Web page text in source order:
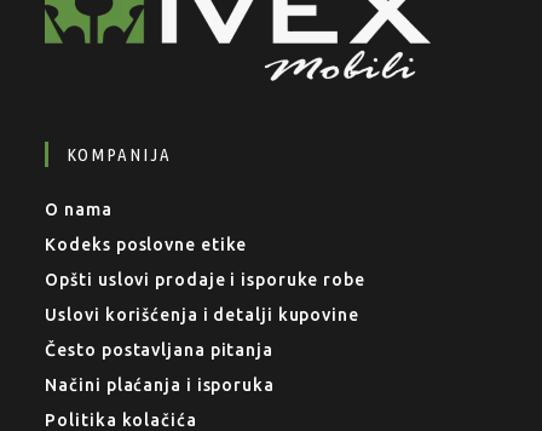
KOMPANIJA
O nama
Kodeks poslovne etike
Opšti uslovi prodaje i isporuke robe
Uslovi korišćenja i detalji kupovine
Često postavljana pitanja
Načini plaćanja i isporuka
Politika kolačića